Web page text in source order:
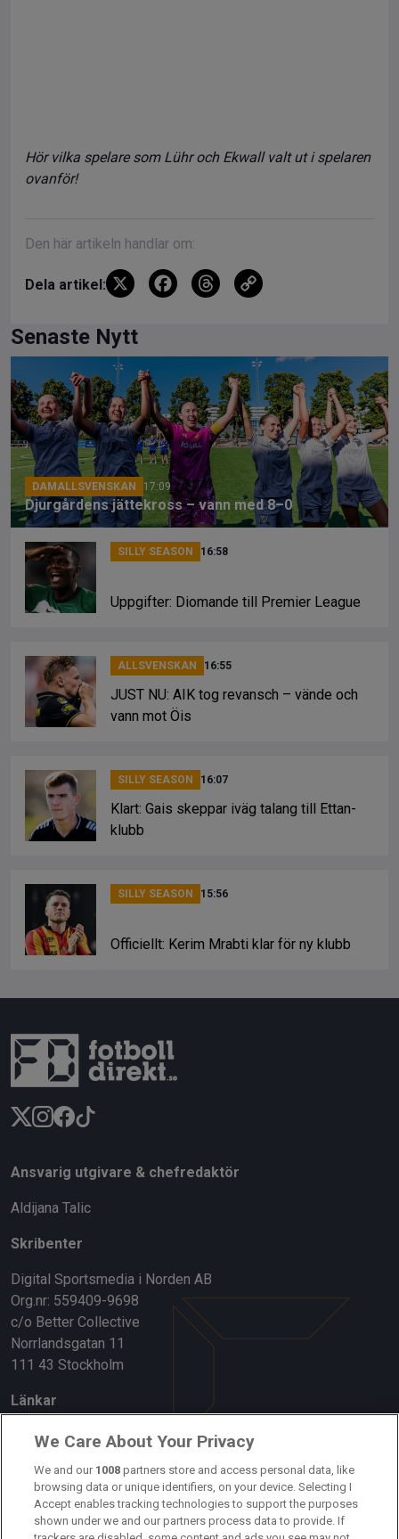
Hör vilka spelare som Lühr och Ekwall valt ut i spelaren
ovanför!
Den här artikeln handlar om:
Dela artikel: X
F
b
o
o
k
T
a
d
s
Li
n
k
Senaste Nytt
DAMALLSVENSKAN 17:09
Djurgårdens jättekross – vann med 8–0
SILLY SEASON 16:58
Uppgifter: Diomande till Premier League
ALLSVENSKAN 16:55
JUST NU: AIK tog revansch – vände och
vann mot Öis
SILLY SEASON 16:07
Klart: Gais skeppar iväg talang till Ettan-
klubb
SILLY SEASON 15:56
Officiellt: Kerim Mrabti klar för ny klubb
Ansvarig utgivare & chefredaktör
Aldijana Talic
Skribenter
Digital Sportsmedia i Norden AB
Org.nr: 559409-9698
c/o Better Collective
Norrlandsgatan 11
111 43 Stockholm
Länkar
Om oss
Kontakta oss
Kundtjänst
We Care About Your Privacy
We and our 1008 partners store and access personal data, like
browsing data or unique identifiers, on your device. Selecting I
Accept enables tracking technologies to support the purposes
shown under we and our partners process data to provide. If